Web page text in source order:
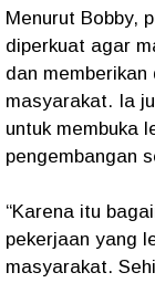
Menurut Bobby,
diperkuat agar
dan
masyarakat. Ia
untuk membuka
pengembangan
“Karena itu
pekerjaan yang
masyarakat.